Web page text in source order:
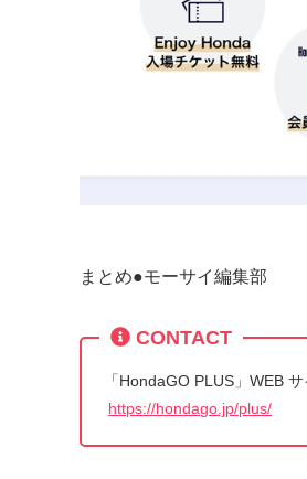
まとめ●モーサイ編集部
CONTACT
「HondaGO PLUS」WEB サ
https://hondago.jp/plus/